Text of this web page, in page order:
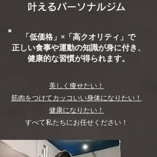
「低価格」×「高クオリティ」で
正しい食事や運動の知識が身に付き、
健康的な習慣が得られます。
美しく痩せたい！
筋肉をつけてカッコいい身体になりたい ！
健康になりたい！
すべて私たちにお任せください！
叶えるパーソナルジム